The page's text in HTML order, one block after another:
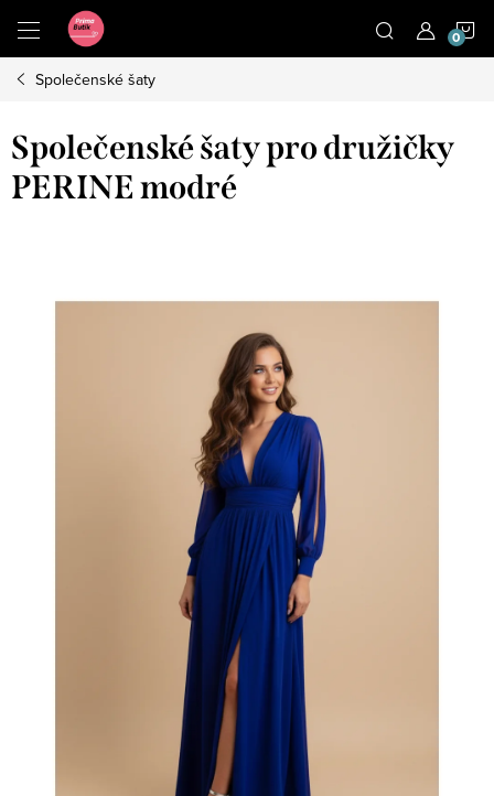
obsah
Společenské šaty
Společenské šaty pro družičky
PERINE modré